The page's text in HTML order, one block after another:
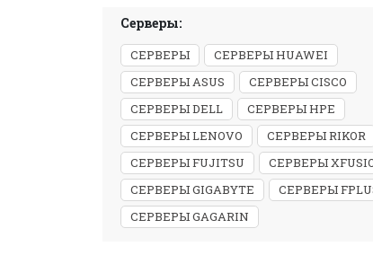
Серверы:
СЕРВЕРЫ
СЕРВЕРЫ HUAWEI
СЕРВЕРЫ ASUS
СЕРВЕРЫ CISCO
СЕРВЕРЫ DELL
СЕРВЕРЫ HPE
СЕРВЕРЫ LENOVO
СЕРВЕРЫ RIKOR
СЕРВЕРЫ FUJITSU
СЕРВЕРЫ
СЕРВЕРЫ GIGABYTE
СЕРВЕРЫ
СЕРВЕРЫ GAGARIN